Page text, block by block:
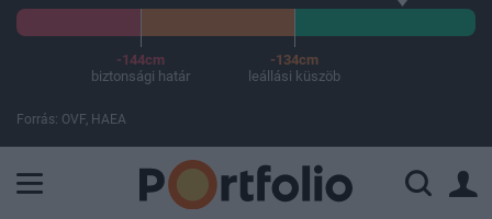
-144cm
biztonsági határ
-134cm
leállási küszöb
Forrás: OVF, HAEA